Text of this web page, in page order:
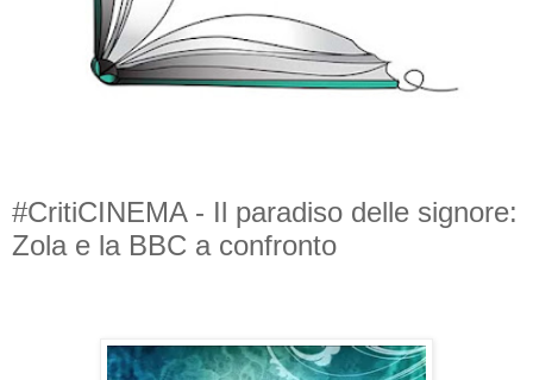
#CritiCINEMA - Il paradiso delle signore:
Zola e la BBC a confronto